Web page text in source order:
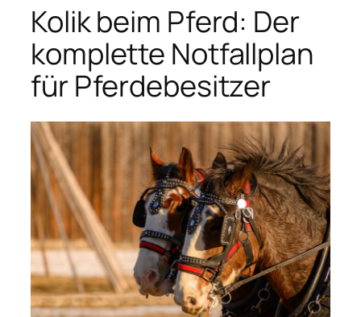
Kolik beim Pferd: Der
komplette Notfallplan
für Pferdebesitzer